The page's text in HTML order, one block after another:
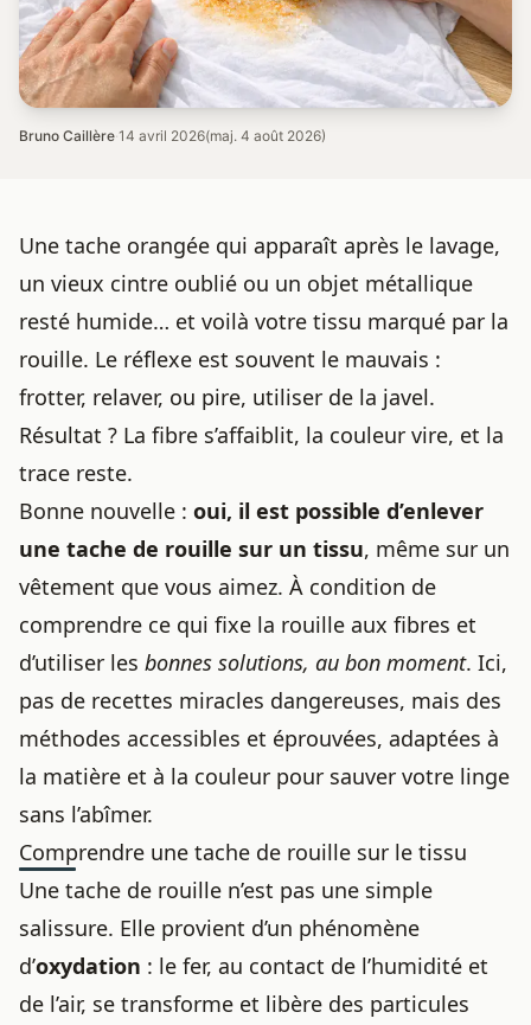
Bruno Caillère·14 avril 2026(maj. 4 août 2026)
Une tache orangée qui apparaît après le lavage,
un vieux cintre oublié ou un objet métallique
resté humide… et voilà votre tissu marqué par la
rouille. Le réflexe est souvent le mauvais :
frotter, relaver, ou pire, utiliser de la javel.
Résultat ? La fibre s’affaiblit, la couleur vire, et la
trace reste.
Bonne nouvelle : oui, il est possible d’enlever
une tache de rouille sur un tissu, même sur un
vêtement que vous aimez. À condition de
comprendre ce qui fixe la rouille aux fibres et
d’utiliser les bonnes solutions, au bon moment. Ici,
pas de recettes miracles dangereuses, mais des
méthodes accessibles et éprouvées, adaptées à
la matière et à la couleur pour sauver votre linge
sans l’abîmer.
Comprendre une tache de rouille sur le tissu
Une tache de rouille n’est pas une simple
salissure. Elle provient d’un phénomène
d’oxydation : le fer, au contact de l’humidité et
de l’air, se transforme et libère des particules